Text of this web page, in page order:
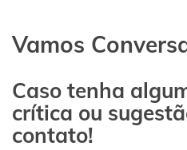
Vamos
Caso tenha
crítica ou
contato!